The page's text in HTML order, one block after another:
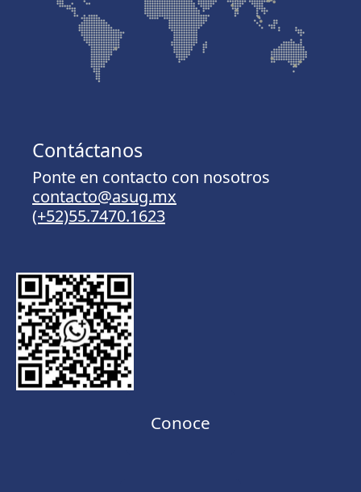
Contáctanos
Ponte en contacto con nosotros
contacto@asug.mx
(+52)55.7470.1623
Conoce